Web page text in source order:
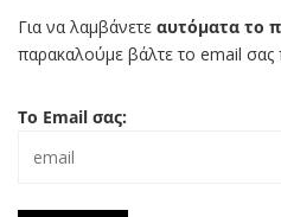
Για να λαμβάνετε αυτόματα το
παρακαλούμε βάλτε το email σας
Το Email σας: